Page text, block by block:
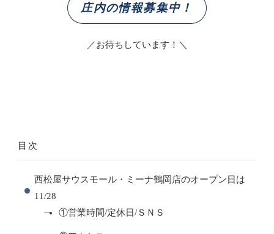
庄内の情報募集中！
／お待ちしています！＼
目次
西松屋サウスモール・ミーナ鶴岡店のオープン日は
11/28
①営業時間/定休日/ＳＮＳ